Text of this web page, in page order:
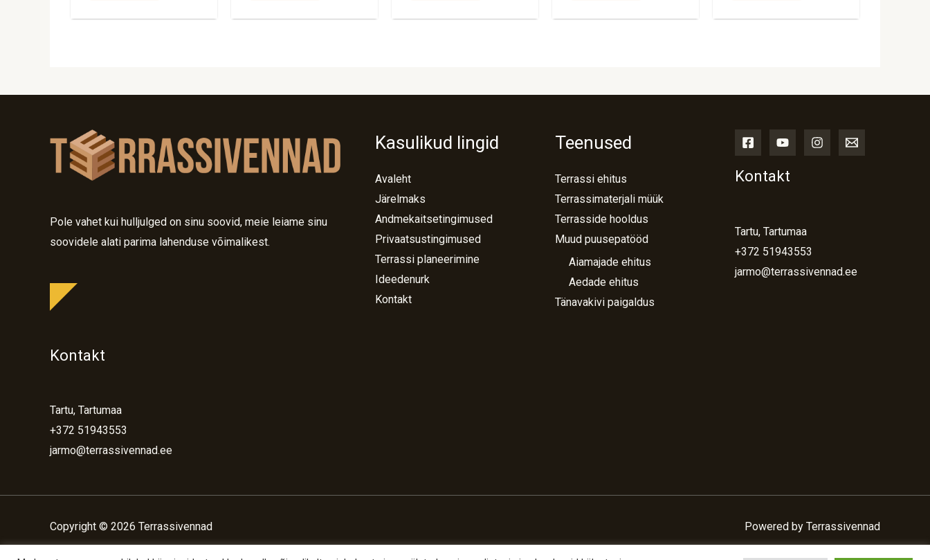
Pole vahet kui hulljulged on sinu soovid, meie leiame sinu
soovidele alati parima lahenduse võimalikest.
Kontakt
Tartu, Tartumaa
+372 51943553
jarmo@terrassivennad.ee
Kasulikud lingid
Avaleht
Järelmaks
Andmekaitsetingimused
Privaatsustingimused
Terrassi planeerimine
Ideedenurk
Kontakt
Teenused
Terrassi ehitus
Terrassimaterjali müük
Terrasside hooldus
Muud puusepatööd
Aiamajade ehitus
Aedade ehitus
Tänavakivi paigaldus
Kontakt
Tartu, Tartumaa
+372 51943553
jarmo@terrassivennad.ee
Copyright © 2026 Terrassivennad Powered by Terrassivennad